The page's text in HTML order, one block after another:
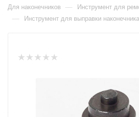
Для наконечников — Инструмент для
— Инструмент для выправки